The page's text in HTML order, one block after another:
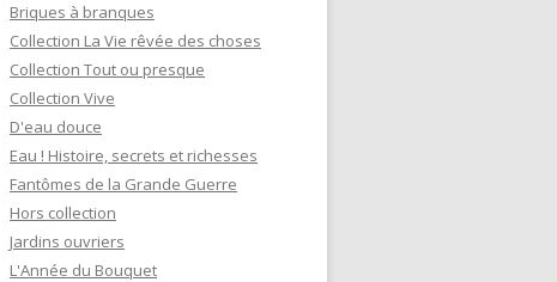
Briques à branques
Collection La Vie rêvée des choses
Collection Tout ou presque
Collection Vive
D'eau douce
Eau ! Histoire, secrets et richesses
Fantômes de la Grande Guerre
Hors collection
Jardins ouvriers
L'Année du Bouquet